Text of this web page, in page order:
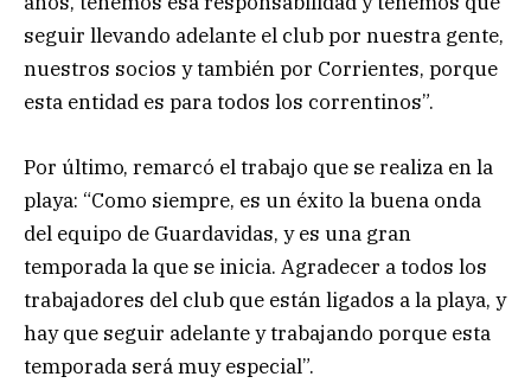
seguir llevando adelante el club por nuestra gente,
nuestros socios y también por Corrientes, porque
esta entidad es para todos los correntinos”.
Por último, remarcó el trabajo que se realiza en la
playa: “Como siempre, es un éxito la buena onda
del equipo de Guardavidas, y es una gran
temporada la que se inicia. Agradecer a todos los
trabajadores del club que están ligados a la playa, y
hay que seguir adelante y trabajando porque esta
temporada será muy especial”.